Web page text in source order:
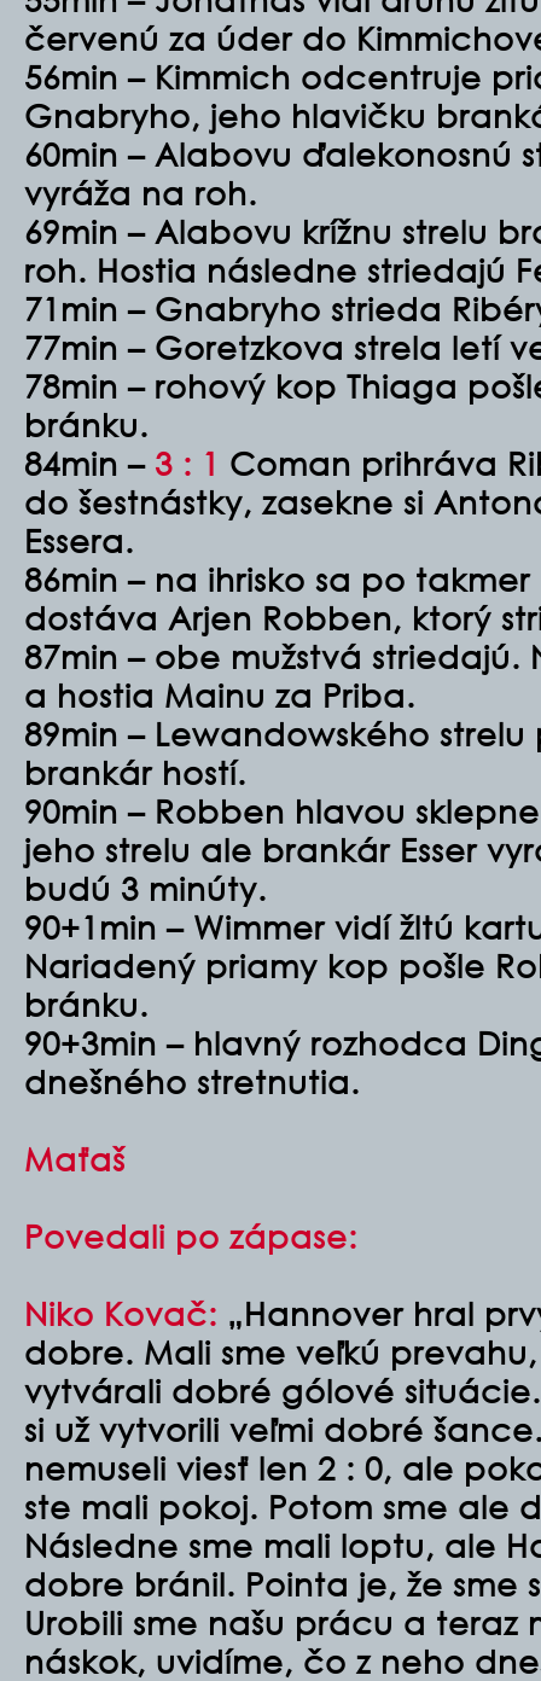
červenú za úder do
56min – Kimmich odcentruje
Gnabryho, jeho hlavičku
60min – Alabovu ďalekonosnú
vyráža na roh.
69min – Alabovu krížnu strelu
roh. Hostia následne striedajú
71min – Gnabryho strieda
77min – Goretzkova strela letí
78min – rohový kop Thiaga
bránku.
84min – 3 : 1 Coman prihráva
do šestnástky, zasekne si
Essera.
86min – na ihrisko sa po
dostáva Arjen Robben, ktorý
87min – obe mužstvá striedajú.
a hostia Mainu za Priba.
89min – Lewandowského
brankár hostí.
90min – Robben hlavou
jeho strelu ale brankár Esser
budú 3 minúty.
90+1min – Wimmer vidí žltú
Nariadený priamy kop pošle
bránku.
90+3min – hlavný rozhodca
dnešného stretnutia.
Maťaš
Povedali po zápase:
Niko Kovač: „Hannover hral
dobre. Mali sme veľkú
vytvárali dobré gólové
si už vytvorili veľmi dobré
nemuseli viesť len 2 : 0, ale
ste mali pokoj. Potom sme ale
Následne sme mali loptu, ale
dobre bránil. Pointa je, že sme
Urobili sme našu prácu a
náskok, uvidíme, čo z neho